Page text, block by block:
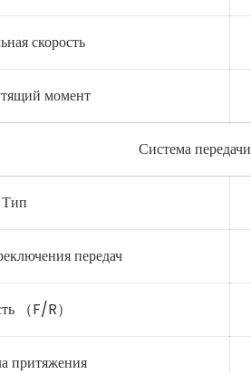
скорость
момент
Система передачи
Тип
передач
（F/R）
притяжения